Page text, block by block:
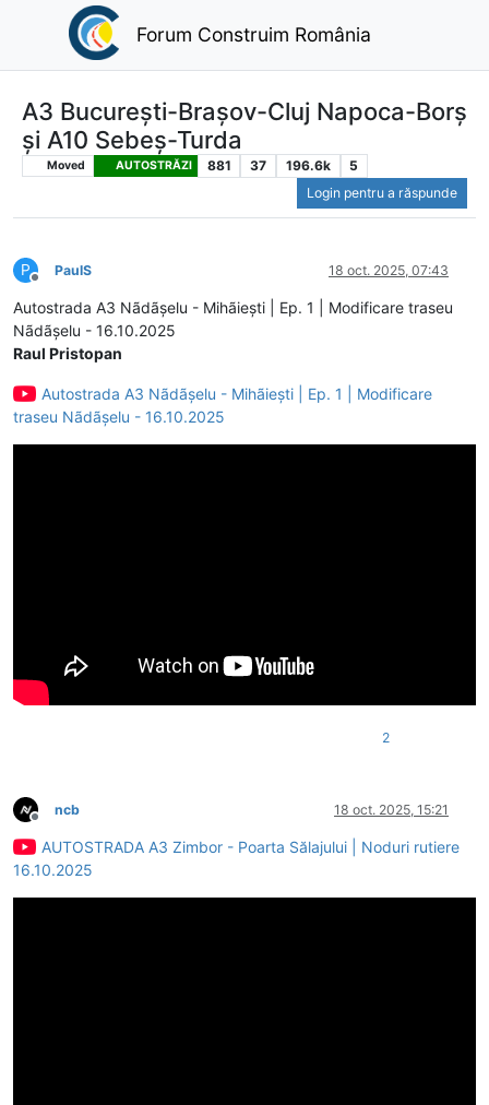
Forum Construim România
A3 București-Brașov-Cluj Napoca-Borș
și A10 Sebeș-Turda
Moved AUTOSTRĂZI 881 37 196.6k
5
Login pentru a răspunde
P
Deconectat
PaulS 18 oct. 2025, 07:43
Autostrada A3 Nãdãșelu - Mihãiești | Ep. 1 | Modificare traseu
Nãdãșelu - 16.10.2025
Raul Pristopan
Autostrada A3 Nãdãșelu - Mihãiești | Ep. 1 | Modificare
traseu Nãdãșelu - 16.10.2025
2
Deconectat
ncb 18 oct. 2025, 15:21
AUTOSTRADA A3 Zimbor - Poarta Sălajului | Noduri rutiere
16.10.2025